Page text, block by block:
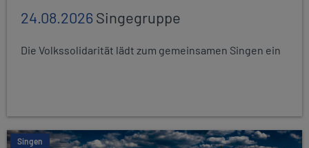
24.08.2026Singegruppe
Die Volkssolidarität lädt zum gemeinsamen Singen ein
Singen